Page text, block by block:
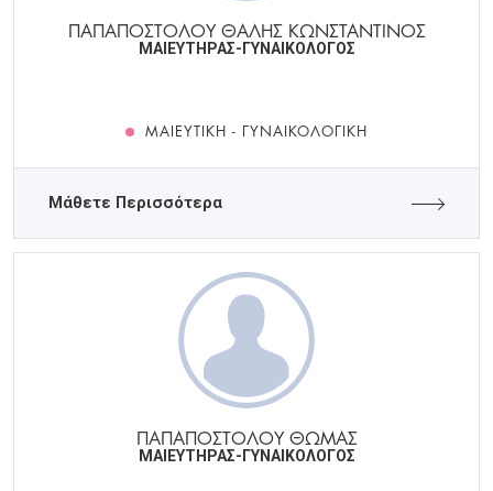
ΠΑΠΑΠΟΣΤΟΛΟΥ ΘΑΛΗΣ ΚΩΝΣΤΑΝΤΙΝΟΣ
ΜΑΙΕΥΤΗΡΑΣ-ΓΥΝΑΙΚΟΛΟΓΟΣ
ΜΑΙΕΥΤΙΚΉ - ΓΥΝΑΙΚΟΛΟΓΙΚΉ
Μάθετε Περισσότερα
ΠΑΠΑΠΟΣΤΟΛΟΥ ΘΩΜΑΣ
ΜΑΙΕΥΤΗΡΑΣ-ΓΥΝΑΙΚΟΛΟΓΟΣ